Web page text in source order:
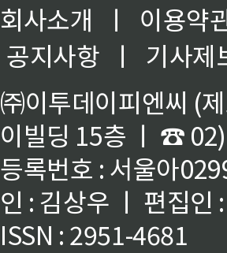
회사소개 ㅣ
이용약
공지사항
ㅣ
기사제
㈜이투데이피엔씨 (
이빌딩 15층 ㅣ ☎
등록번호 : 서울아
인 : 김상우 ㅣ 편집인
ISSN : 2951-4681